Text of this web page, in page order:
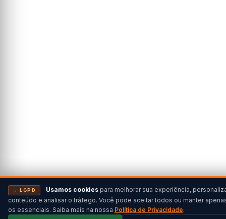
→ LGPD Usamos cookies para melhorar sua experiência,
conteúdo e analisar o tráfego. Você pode aceitar todos ou manter
os essenciais. Saiba mais na nossa Política de Privacidade.